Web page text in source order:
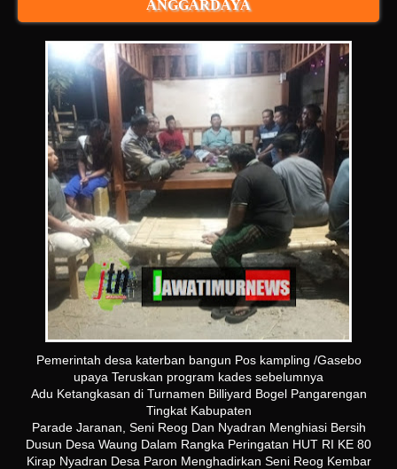
ANGGARDAYA
Pemerintah desa katerban bangun Pos kampling /Gasebo
upaya Teruskan program kades sebelumnya
Adu Ketangkasan di Turnamen Billiyard Bogel Pangarengan
Tingkat Kabupaten
Parade Jaranan, Seni Reog Dan Nyadran Menghiasi Bersih
Dusun Desa Waung Dalam Rangka Peringatan HUT RI KE 80
Kirap Nyadran Desa Paron Menghadirkan Seni Reog Kembar